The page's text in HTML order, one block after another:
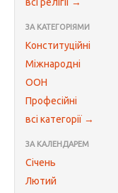
ЗА КАТЕГОРІЯМИ
Конституційні
Міжнародні
ООН
Професійні
всі категорії →
ЗА КАЛЕНДАРЕМ
Січень
Лютий